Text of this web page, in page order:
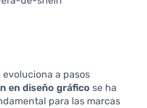
a pasos
en diseño gráfico se ha
para las marcas